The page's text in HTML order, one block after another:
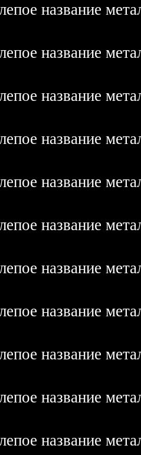
название
название
название
название
название
название
название
название
название
название
название